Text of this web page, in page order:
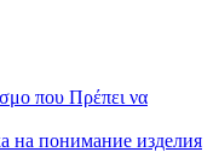
που Πρέπει να
на понимание изделия